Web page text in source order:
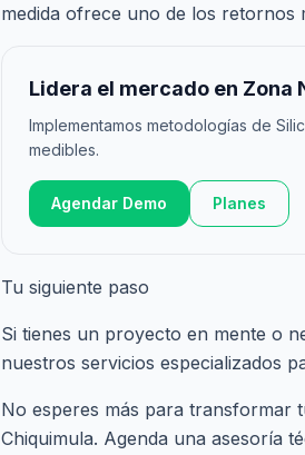
medida ofrece uno de los retornos
Lidera el mercado en Zona
Implementamos metodologías de
medibles.
Agendar Demo Planes
Tu siguiente paso
Si tienes un proyecto en mente o
nuestros servicios especializados
No esperes más para transformar
Chiquimula. Agenda una asesoría